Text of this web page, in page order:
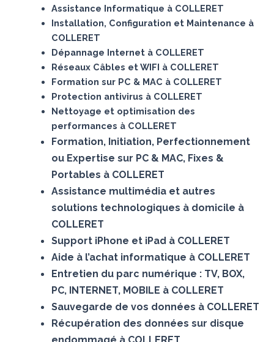
Assistance Informatique à COLLERET
Installation, Configuration et Maintenance à
COLLERET
Dépannage Internet à COLLERET
Réseaux Câbles et WIFI à COLLERET
Formation sur PC & MAC à COLLERET
Protection antivirus à COLLERET
Nettoyage et optimisation des
performances à COLLERET
Formation, Initiation, Perfectionnement
ou Expertise sur PC & MAC, Fixes &
Portables à COLLERET
Assistance multimédia et autres
solutions technologiques à domicile à
COLLERET
Support iPhone et iPad à COLLERET
Aide à l’achat informatique à COLLERET
Entretien du parc numérique : TV, BOX,
PC, INTERNET, MOBILE à COLLERET
Sauvegarde de vos données à COLLERET
Récupération des données sur disque
endommagé à COLLERET